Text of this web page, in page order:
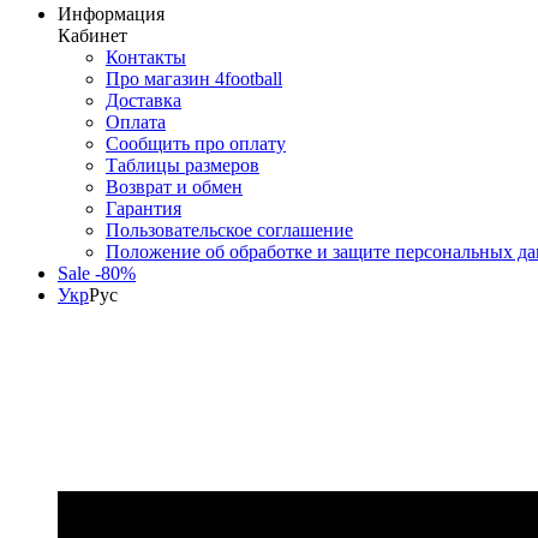
Информация
Кабинет
Контакты
Про магазин 4football
Доставка
Оплата
Сообщить про оплату
Таблицы размеров
Возврат и обмен
Гарантия
Пользовательское соглашение
Положение об обработке и защите персональных
Sale -80%
УкрРус